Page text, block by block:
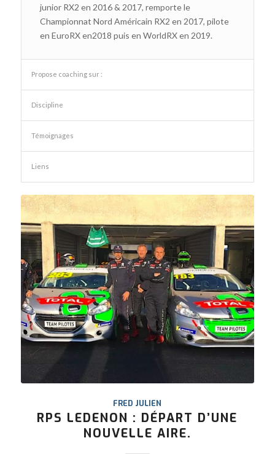
junior RX2 en 2016 & 2017, remporte le
Championnat Nord Américain RX2 en 2017, pilote
en EuroRX en2018 puis en WorldRX en 2019.
Propose coaching sur :
Discipline
Témoignages
Liens
FRED JULIEN
RPS LEDENON : DÉPART D’UNE
NOUVELLE AIRE.